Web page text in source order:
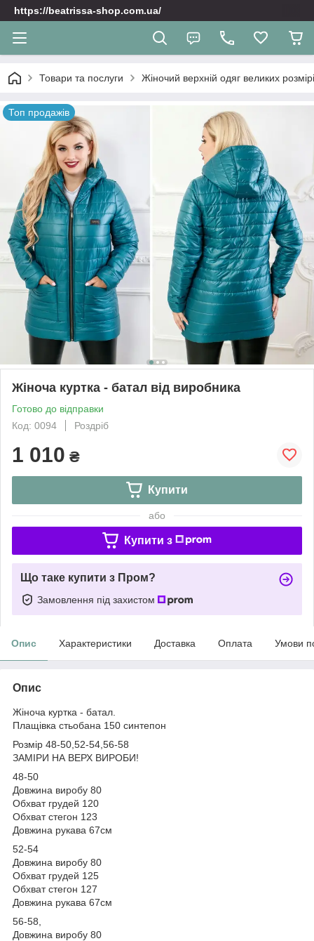
https://beatrissa-shop.com.ua/
Товари та послуги Жіночий верхній одяг великих
Топ продажів
Жіноча куртка - батал від виробника
Готово до відправки
Код: 0094
Роздріб
1 010 ₴
Купити
або
Купити з
Що таке купити з Пром?
Замовлення під захистом
Опис Характеристики Доставка Оплата Умови
Опис
Жіноча куртка - батал.
Плащівка стьобана 150 синтепон
Розмір 48-50,52-54,56-58
ЗАМІРИ НА ВЕРХ ВИРОБИ!
48-50
Довжина виробу 80
Обхват грудей 120
Обхват стегон 123
Довжина рукава 67см
52-54
Довжина виробу 80
Обхват грудей 125
Обхват стегон 127
Довжина рукава 67см
56-58,
Довжина виробу 80